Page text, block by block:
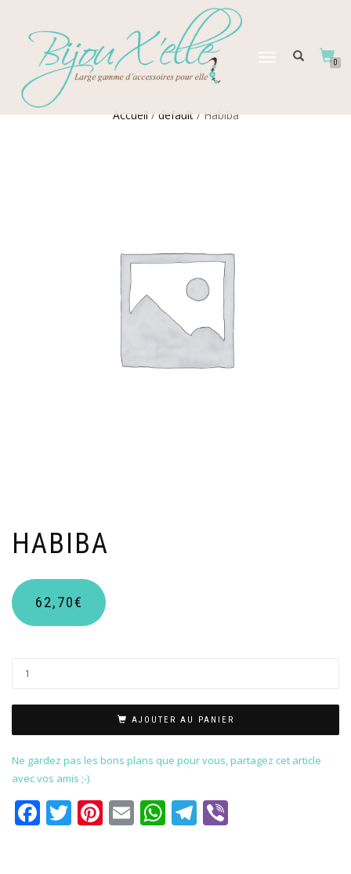
DÉPLIER
0
Accueil/default/ Habiba
HABIBA
62,70€
AJOUTER AU PANIER
Ne gardez pas les bons plans que pour vous, partagez cet article
avec vos amis ;-)
Facebook
Twitter
Pinterest
EmailWhatsApp
Telegram